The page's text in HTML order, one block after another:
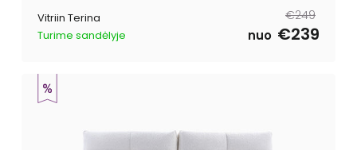
Vitriin Terina
Turime sandėlyje
Tavahind
€249
Müügihind
nuo €239